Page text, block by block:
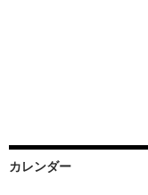
カレンダー